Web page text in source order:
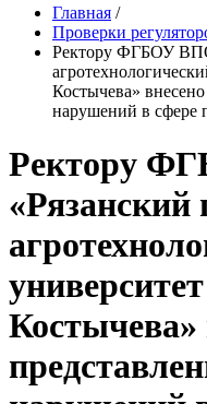
Главная /
Проверки
Ректору ФГБОУ ВПО
Костычева»
нарушений в сфере
Ректору
«Рязанский
Костычева»